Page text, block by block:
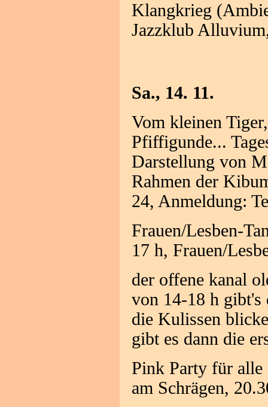
Klangkrieg
Jazzklub
Sa., 14. 11.
Vom kleinen
Pfiffigunde...
Darstellung von
Rahmen der
24, Anmeldung:
Frauen/Lesben-
17 h, Frauen/
der offene kanal
von 14-18 h
die Kulissen
gibt es dann die
Pink Party für alle
am Schrägen,